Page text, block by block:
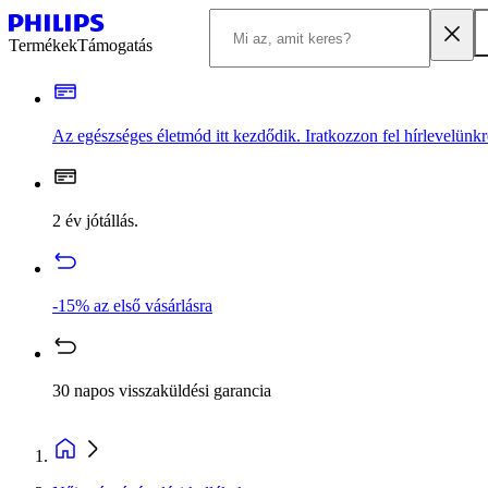
TermékekTámogatás
Az egészséges életmód itt kezdődik. Iratkozzon fel
2 év jótállás.
-15% az első vásárlásra
30 napos visszaküldési garancia